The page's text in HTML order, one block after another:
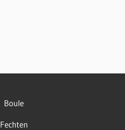
Boule
Fechten